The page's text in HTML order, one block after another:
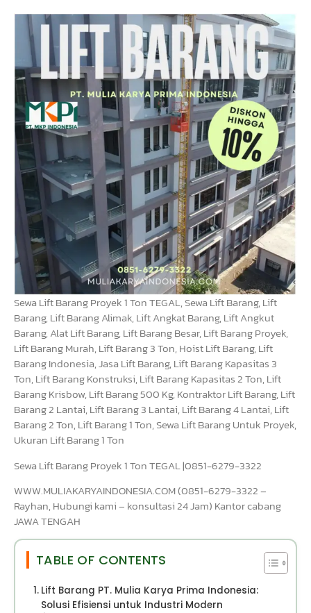
Sewa Lift Barang Proyek 1 Ton TEGAL, Sewa Lift Barang, Lift
Barang, Lift Barang Alimak, Lift Angkat Barang, Lift Angkut
Barang, Alat Lift Barang, Lift Barang Besar, Lift Barang Proyek,
Lift Barang Murah, Lift Barang 3 Ton, Hoist Lift Barang, Lift
Barang Indonesia, Jasa Lift Barang, Lift Barang Kapasitas 3
Ton, Lift Barang Konstruksi, Lift Barang Kapasitas 2 Ton, Lift
Barang Krisbow, Lift Barang 500 Kg, Kontraktor Lift Barang, Lift
Barang 2 Lantai, Lift Barang 3 Lantai, Lift Barang 4 Lantai, Lift
Barang 2 Ton, Lift Barang 1 Ton, Sewa Lift Barang Untuk Proyek,
Ukuran Lift Barang 1 Ton
Sewa Lift Barang Proyek 1 Ton TEGAL |0851-6279-3322
WWW.MULIAKARYAINDONESIA.COM (0851-6279-3322 –
Rayhan, Hubungi kami – konsultasi 24 Jam) Kantor cabang
JAWA TENGAH
TABLE OF CONTENTS
Lift Barang PT. Mulia Karya Prima Indonesia:
Solusi Efisiensi untuk Industri Modern